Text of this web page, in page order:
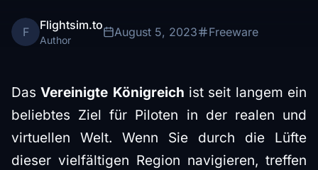
F Flightsim.to
Author
August 5, 2023 Freeware
DasVereinigte Königreich ist seit langem ein
beliebtes Ziel für Piloten in der realen und
virtuellen Welt. Wenn Sie durch die Lüfte
dieser vielfältigen Region navigieren, treffen